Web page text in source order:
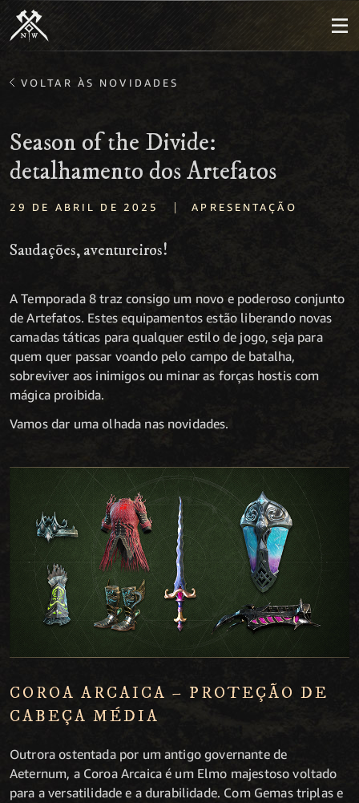
VOLTAR ÀS NOVIDADES
Season of the Divide:
detalhamento dos Artefatos
29 DE ABRIL DE 2025 | APRESENTAÇÃO
Saudações, aventureiros!
A Temporada 8 traz consigo um novo e poderoso conjunto
de Artefatos. Estes equipamentos estão liberando novas
camadas táticas para qualquer estilo de jogo, seja para
quem quer passar voando pelo campo de batalha,
sobreviver aos inimigos ou minar as forças hostis com
mágica proibida.
Vamos dar uma olhada nas novidades.
COROA ARCAICA – PROTEÇÃO DE
CABEÇA MÉDIA
Outrora ostentada por um antigo governante de
Aeternum, a Coroa Arcaica é um Elmo majestoso voltado
para a versatilidade e a durabilidade. Com Gemas triplas e